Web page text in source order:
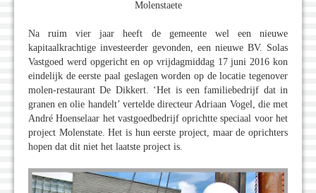
Molenstaete
Na ruim vier jaar heeft de gemeente wel een nieuwe
kapitaalkrachtige investeerder gevonden, een nieuwe BV. Solas
Vastgoed werd opgericht en op vrijdagmiddag 17 juni 2016 kon
eindelijk de eerste paal geslagen worden op de locatie tegenover
molen-restaurant De Dikkert. ‘Het is een familiebedrijf dat in
granen en olie handelt’ vertelde directeur Adriaan Vogel, die met
André Hoenselaar het vastgoedbedrijf oprichtte speciaal voor het
project Molenstate. Het is hun eerste project, maar de oprichters
hopen dat dit niet het laatste project is.